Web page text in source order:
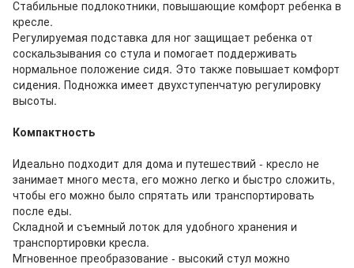
Стабильные подлокотники, повышающие комфорт ребенка в
кресле.
Регулируемая подставка для ног защищает ребенка от
соскальзывания со стула и помогает поддерживать
нормальное положение сидя. Это также повышает комфорт
сидения. Подножка имеет двухступенчатую регулировку
высоты.
Компактность
Идеально подходит для дома и путешествий - кресло не
занимает много места, его можно легко и быстро сложить,
чтобы его можно было спрятать или транспортировать
после еды.
Складной и съемный лоток для удобного хранения и
транспортировки кресла.
Мгновенное преобразование - высокий стул можно